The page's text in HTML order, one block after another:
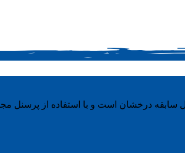
سابقه درخشان است و با استفاده از پرسنل